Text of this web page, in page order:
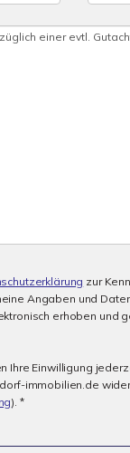
zur
Angaben und
erhoben und
Ihre Einwilligung
immobilien.de
). *